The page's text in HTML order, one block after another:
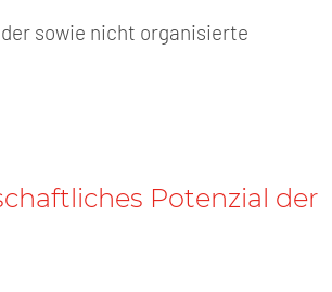
sowie nicht organisierte
Potenzial der